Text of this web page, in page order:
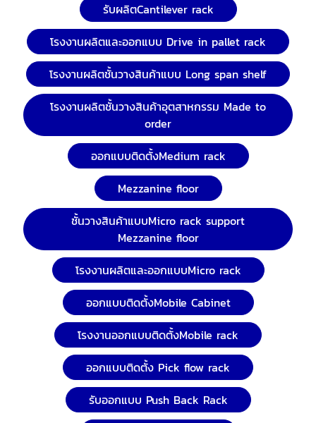
รับผลิตCantilever rack
โรงงานผลิตและออกแบบ Drive in pallet rack
โรงงานผลิตชั้นวางสินค้าแบบ Long span shelf
โรงงานผลิตชั้นวางสินค้าอุตสาหกรรม Made to
order
ออกแบบติดตั้งMedium rack
Mezzanine floor
ชั้นวางสินค้าแบบMicro rack support
Mezzanine floor
โรงงานผลิตและออกแบบMicro rack
ออกแบบติดตั้งMobile Cabinet
โรงงานออกแบบติดตั้งMobile rack
ออกแบบติดตั้ง Pick flow rack
รับออกแบบ Push Back Rack